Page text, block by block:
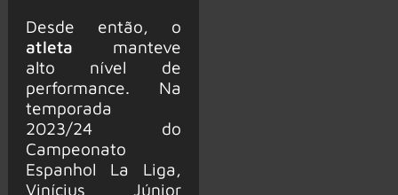
Desde então, o
atleta manteve
alto nível de
performance. Na
temporada
2023/24 do
Campeonato
Espanhol La Liga,
Vinícius Júnior